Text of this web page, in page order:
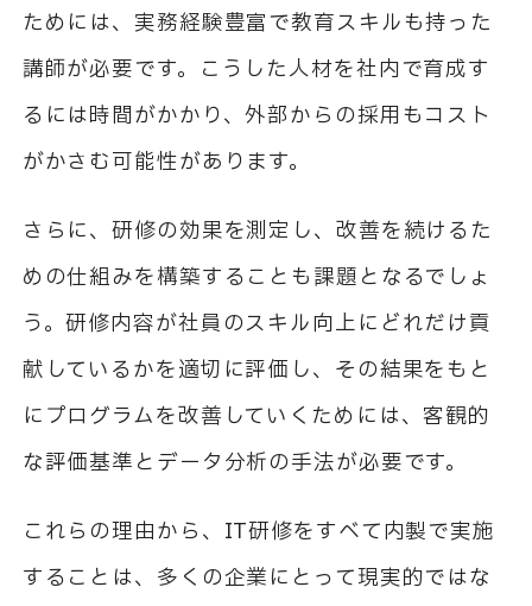
ためには、実務経験豊富で教育スキルも持った
講師が必要です。こうした人材を社内で育成す
るには時間がかかり、外部からの採用もコスト
がかさむ可能性があります。
さらに、研修の効果を測定し、改善を続けるた
めの仕組みを構築することも課題となるでしょ
う。研修内容が社員のスキル向上にどれだけ貢
献しているかを適切に評価し、その結果をもと
にプログラムを改善していくためには、客観的
な評価基準とデータ分析の手法が必要です。
これらの理由から、 IT研修をすべて内製で実施
することは、多くの企業にとって現実的ではな